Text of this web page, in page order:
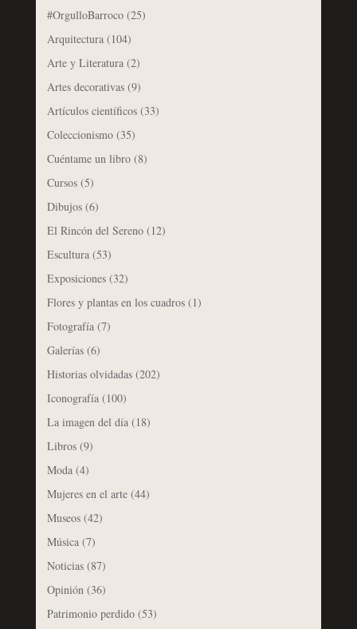
#OrgulloBarroco(25)
Arquitectura(104)
Arte y Literatura(2)
Artes decorativas(9)
Artículos científicos(33)
Coleccionismo(35)
Cuéntame un libro(8)
Cursos(5)
Dibujos(6)
El Rincón del Sereno(12)
Escultura(53)
Exposiciones(32)
Flores y plantas en los cuadros(1)
Fotografía(7)
Galerías(6)
Historias olvidadas(202)
Iconografía(100)
La imagen del día(18)
Libros(9)
Moda(4)
Mujeres en el arte(44)
Museos(42)
Música(7)
Noticias(87)
Opinión(36)
Patrimonio perdido(53)